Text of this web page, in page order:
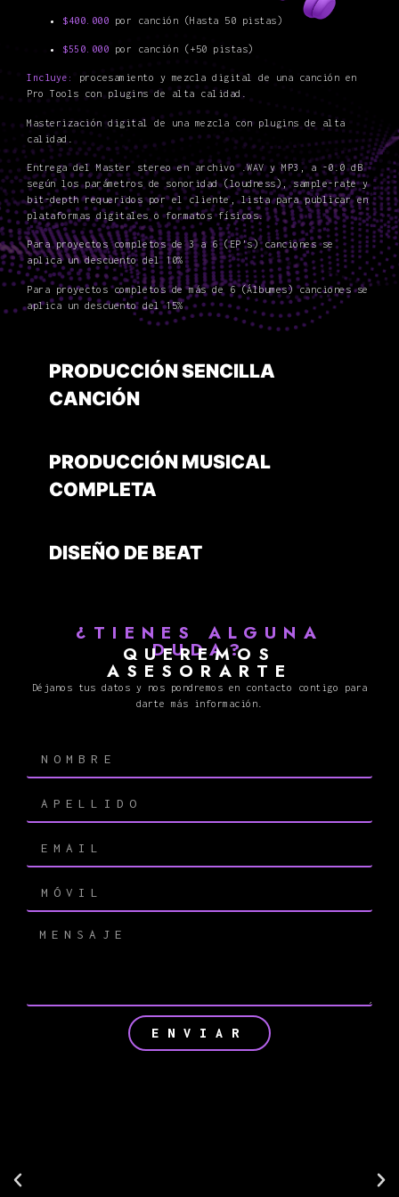
PRODUCCIÓN SENCILLA
CANCIÓN
PRODUCCIÓN MUSICAL
COMPLETA
DISEÑO DE BEAT
$400.000 por canción (Hasta 50 pistas)
$550.000 por canción (+50 pistas)
Incluye:
procesamiento y mezcla digital de una canción en
Pro Tools con plugins de alta calidad.
Masterización digital de una mezcla con plugins de alta
calidad.
Entrega del Master stereo en archivo .WAV y MP3, a -0.0 dB
según los parámetros de sonoridad (loudness), sample-rate y
bit-depth requeridos por el cliente, lista para publicar en
plataformas digitales o formatos físicos.
Para proyectos completos de 3 a 6 (EP’s) canciones se
aplica un descuento del 10%
Para proyectos completos de más de 6 (Álbumes) canciones se
aplica un descuento del 15%
¿TIENES ALGUNA
DUDA?
QUEREMOS
ASESORARTE
Déjanos tus datos y nos pondremos en contacto contigo para
darte más información.
ENVIAR